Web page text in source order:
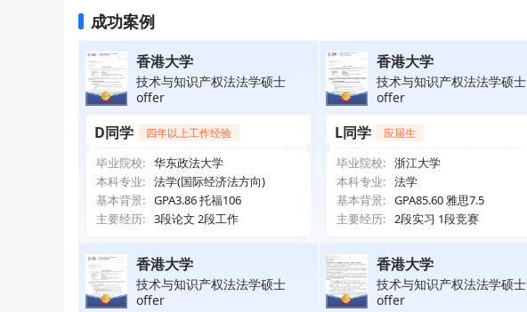
成功案例
香港大学
技术与知识产权法法学硕士
offer
D同学 四年以上工作经验
毕业院校: 华东政法大学
本科专业: 法学(国际经济法方向)
基本背景: GPA3.86 托福106
主要经历: 3段论文 2段工作
香港大学
技术与知识产权法法学硕士
offer
L同学 应届生
毕业院校: 浙江大学
本科专业: 法学
基本背景: GPA85.60 雅思7.5
主要经历: 2段实习 1段竞赛
香港大学
技术与知识产权法法学硕士
offer
香港大学
技术与知识产权法法学硕士
offer